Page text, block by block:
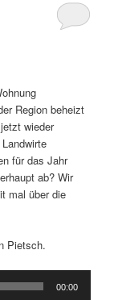
Region beheizt
wieder
für das Jahr
ab? Wir
mal über die
Pietsch.
00:00